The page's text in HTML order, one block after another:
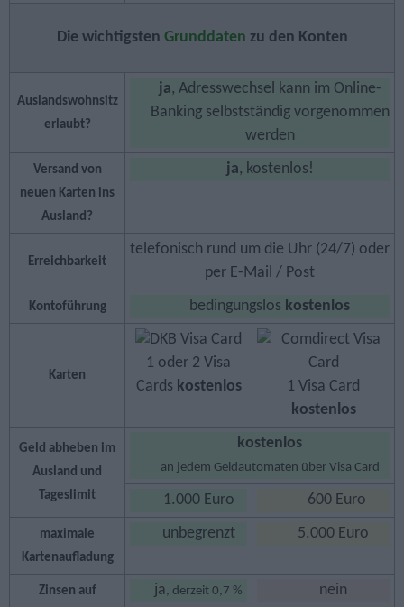
Die wichtigsten Grunddaten zu den Konten
Auslandswohnsitz
erlaubt?
ja, Adresswechsel kann im Online-
Banking selbstständig vorgenommen
werden
Versand von
neuen Karten ins
Ausland?
ja, kostenlos!
Erreichbarkeit
telefonisch rund um die Uhr (24/7) oder
per E-Mail / Post
Kontoführung bedingungslos kostenlos
Karten
1 oder 2 Visa
Cards kostenlos
1 Visa Card
kostenlos
Geld abheben im
Ausland und
Tageslimit
kostenlos
an jedem Geldautomaten über Visa Card
1.000 Euro 600 Euro
maximale
Kartenaufladung
unbegrenzt 5.000 Euro
Zinsen auf
ja, derzeit 0,7 % nein